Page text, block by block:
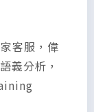
客服，偉
義分析，